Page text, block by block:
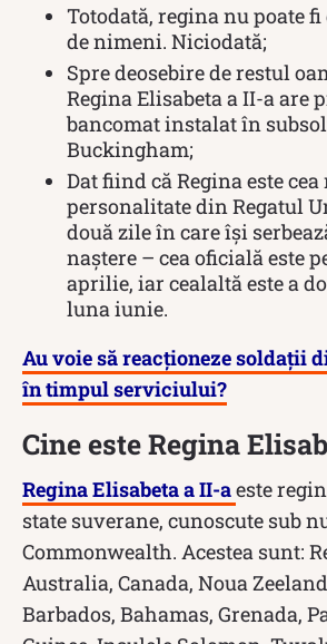
Totodată, regina nu poate
de nimeni. Niciodată;
Spre deosebire de restul
Regina Elisabeta a II-a are
bancomat instalat în
Buckingham;
Dat fiind că Regina este
personalitate din Regatul
două zile în care își
naștere – cea oficială este
aprilie, iar cealaltă este a
luna iunie.
Au voie să reacționeze soldații
în timpul serviciului?
Cine este Regina
Regina Elisabeta a II-aeste
state suverane, cunoscute sub
Commonwealth. Acestea sunt:
Australia, Canada, Noua
Barbados, Bahamas, Grenada,